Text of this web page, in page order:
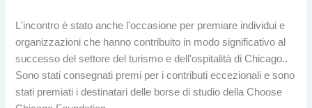
L'incontro è stato anche l'occasione per premiare individui e
organizzazioni che hanno contribuito in modo significativo al
successo del settore del turismo e dell'ospitalità di Chicago..
Sono stati consegnati premi per i contributi eccezionali e sono
stati premiati i destinatari delle borse di studio della Choose